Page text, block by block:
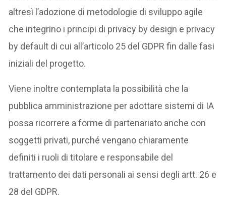
altresì l’adozione di metodologie di sviluppo agile
che integrino i principi di privacy by design e privacy
by default di cui all’articolo 25 del GDPR fin dalle fasi
iniziali del progetto.
Viene inoltre contemplata la possibilità che la
pubblica amministrazione per adottare sistemi di IA
possa ricorrere a forme di partenariato anche con
soggetti privati, purché vengano chiaramente
definiti i ruoli di titolare e responsabile del
trattamento dei dati personali ai sensi degli artt. 26 e
28 del GDPR.